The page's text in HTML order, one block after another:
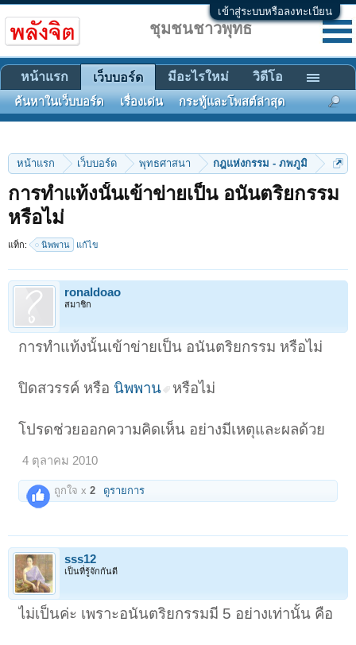
เข้าสู่ระบบหรือลงทะเบียน
หน้าแรก เว็บบอร์ด พุทธศาสนา กฎแห่งกรรม - ภพภูมิ
การทำแท้งนั้นเข้าข่ายเป็น อนันตริยกรรม
หรือไม่
แท็ก: นิพพาน แก้ไข
ronaldoao
สมาชิก
การทำแท้งนั้นเข้าข่ายเป็น อนันตริยกรรม หรือไม่
ปิดสวรรค์ หรือ นิพพาน หรือไม่
โปรดช่วยออกความคิดเห็น อย่างมีเหตุและผลด้วย
4 ตุลาคม 2010
ถูกใจ x2 ดูรายการ
sss12
เป็นที่รู้จักกันดี
ไม่เป็นค่ะ เพราะอนันตริยกรรมมี 5 อย่างเท่านั้น คือ
ชุมชนชาวพุทธ
หน้าแรก เว็บบอร์ด
ค้นหาในเว็บบอร์ด เรื่องเด่น กระทู้และโพสต์ล่าสุด
มีอะไรใหม่ วิดีโอ